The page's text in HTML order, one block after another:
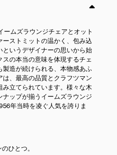
ムズラウンジチェアとオット
ストミットの温かく、包み込
いうデザイナーの思いから始
の本当の意味を体現するチェ
造が続けられる、本物感あふ
、最高の品質とクラフツマン
立てられています。様々な木
ップが揃うイームズラウンジ
年当時を凌ぐ人気を誇りま
ひとつ。